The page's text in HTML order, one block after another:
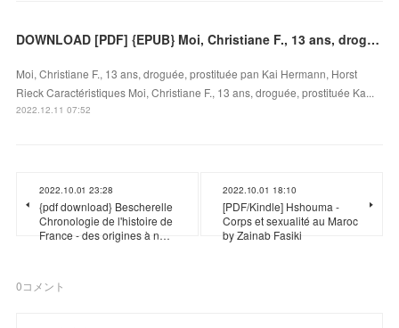
DOWNLOAD [PDF] {EPUB} Moi, Christiane F., 13 ans, droguée, prostituée
Moi, Christiane F., 13 ans, droguée, prostituée pan Kai Hermann, Horst
Rieck Caractéristiques Moi, Christiane F., 13 ans, droguée, prostituée Ka...
2022.12.11 07:52
2022.10.01 23:28
{pdf download} Bescherelle
Chronologie de l'histoire de
France - des origines à n…
2022.10.01 18:10
[PDF/Kindle] Hshouma -
Corps et sexualité au Maroc
by Zainab Fasiki
0コメント